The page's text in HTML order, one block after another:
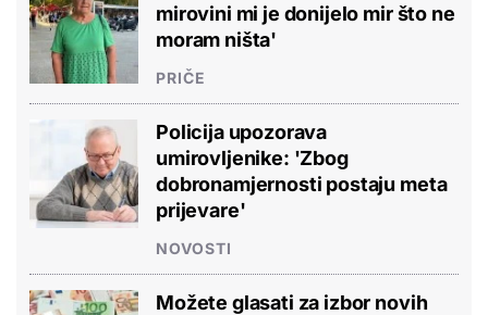
mirovini mi je donijelo mir što ne
moram ništa'
PRIČE
Policija upozorava
umirovljenike: 'Zbog
dobronamjernosti postaju meta
prijevare'
NOVOSTI
Možete glasati za izbor novih